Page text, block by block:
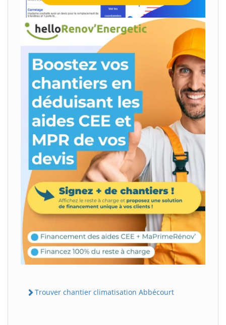
Trouver chantier climatisation Abbécourt